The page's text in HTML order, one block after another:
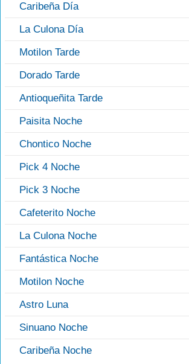
Caribeña Día
La Culona Día
Motilon Tarde
Dorado Tarde
Antioqueñita Tarde
Paisita Noche
Chontico Noche
Pick 4 Noche
Pick 3 Noche
Cafeterito Noche
La Culona Noche
Fantástica Noche
Motilon Noche
Astro Luna
Sinuano Noche
Caribeña Noche